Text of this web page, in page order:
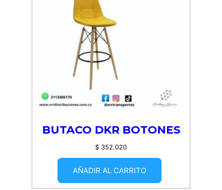
BUTACO DKR BOTONES
$ 352.020
AÑADIR AL CARRITO